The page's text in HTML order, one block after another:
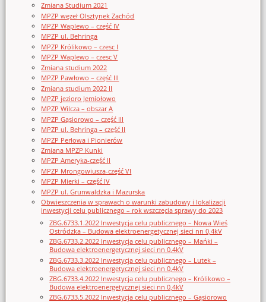
Zmiana Studium 2021
MPZP węzeł Olsztynek Zachód
MPZP Waplewo – część IV
MPZP ul. Behringa
MPZP Królikowo – czesc I
MPZP Waplewo – czesc V
Zmiana studium 2022
MPZP Pawłowo – część III
Zmiana studium 2022 II
MPZP jezioro Jemiołowo
MPZP Wilcza – obszar A
MPZP Gąsiorowo – część III
MPZP ul. Behringa – część II
MPZP Perłowa i Pionierów
Zmiana MPZP Kunki
MPZP Ameryka-część II
MPZP Mrongowiusza-część VI
MPZP Mierki – część IV
MPZP ul. Grunwaldzka i Mazurska
Obwieszczenia w sprawach o warunki zabudowy i lokalizacji
inwestycji celu publicznego – rok wszczęcia sprawy do 2023
ZBG.6733.1.2022 Inwestycja celu publicznego – Nowa Wieś
Ostródzka – Budowa elektroenergetycznej sieci nn 0,4kV
ZBG.6733.2.2022 Inwestycja celu publicznego – Mańki –
Budowa elektroenergetycznej sieci nn 0,4kV
ZBG.6733.3.2022 Inwestycja celu publicznego – Lutek –
Budowa elektroenergetycznej sieci nn 0,4kV
ZBG.6733.4.2022 Inwestycja celu publicznego – Królikowo –
Budowa elektroenergetycznej sieci nn 0,4kV
ZBG.6733.5.2022 Inwestycja celu publicznego – Gąsiorowo